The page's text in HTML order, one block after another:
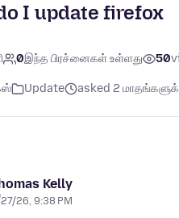
I update firefox
0இந்த பிரச்னைகள் உள்ளது 50
Update asked 2
Kelly
26, 9:38 PM